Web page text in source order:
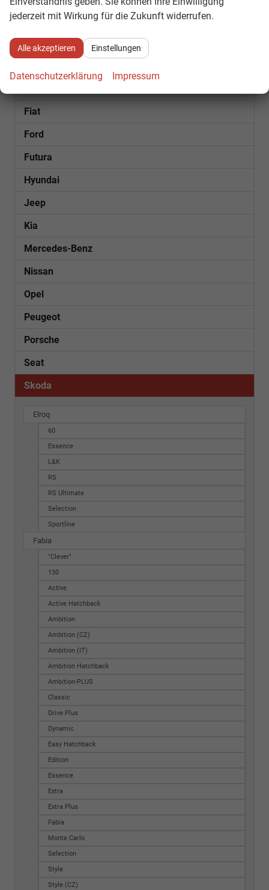
Bentley
Citroën
Fiat
Ford
Futura
Hyundai
Jeep
Kia
Mercedes-Benz
Nissan
Opel
Peugeot
Porsche
Seat
Skoda
Elroq
60
Essence
L&K
RS
RS Ultimate
Selection
Sportline
Fabia
"Clever"
130
Active
Active Hatchback
Ambition
Ambition (CZ)
Ambition (IT)
Ambition Hatchback
Ambition-PLUS
Classic
Drive Plus
Dynamic
Easy Hatchback
Edition
Essence
Extra
Extra Plus
Fabia
Monte Carlo
Selection
Style
Style (CZ)
jederzeit mit Wirkung für die Zukunft widerrufen.
Alle akzeptieren Einstellungen
Datenschutzerklärung Impressum